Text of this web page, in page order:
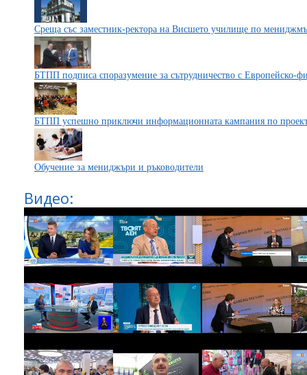
Среща със заместник-ректора на Висшето училище по
БТПП подписа споразумение за сътрудничество с Европейско-
БТПП успешно приключи информационната кампания по
Обучение за мениджъри и ръководители
Видео: